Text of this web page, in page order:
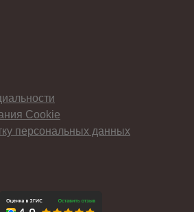
Cookie
персональных данных